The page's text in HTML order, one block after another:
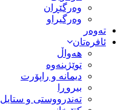
وەرگێڕان
وەرگیراو
تەوەر
ئافرەتان
هەواڵ
توێژینەوە
دیمانە و راپۆرت
بیروڕا
تەندرووستی و ستایل